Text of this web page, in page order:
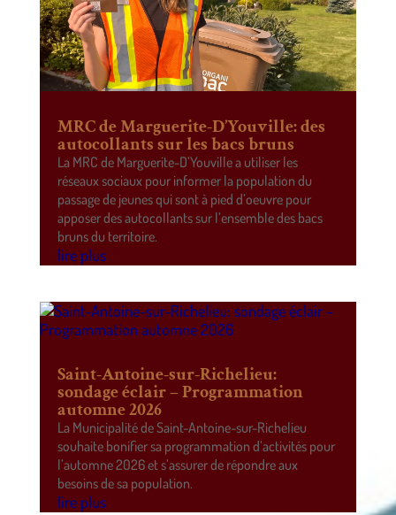
MRC de Marguerite-D’Youville: des
autocollants sur les bacs bruns
La MRC de Marguerite-D’Youville a utiliser les
réseaux sociaux pour informer la population du
passage de jeunes qui sont à pied d’oeuvre pour
apposer des autocollants sur l’ensemble des bacs
bruns du territoire.
lire plus
Saint-Antoine-sur-Richelieu:
sondage éclair – Programmation
automne 2026
La Municipalité de Saint-Antoine-sur-Richelieu
souhaite bonifier sa programmation d’activités pour
l’automne 2026 et s’assurer de répondre aux
besoins de sa population.
lire plus